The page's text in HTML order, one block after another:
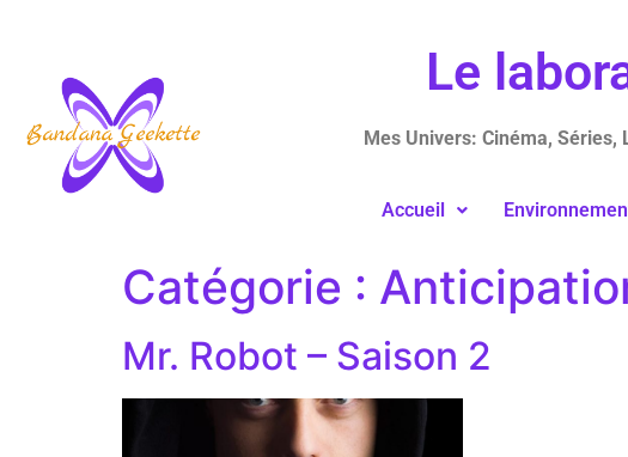
Le
Mes Univers: Cinéma,
Accueil
Catégorie :
Mr. Robot – Saison 2